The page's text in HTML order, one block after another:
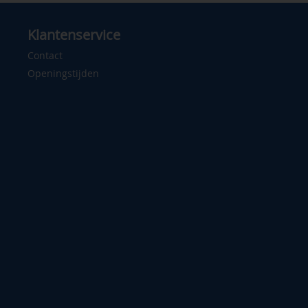
Klantenservice
Contact
Openingstijden